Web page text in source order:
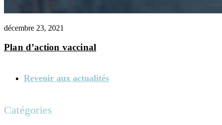
décembre 23, 2021
Plan d’action vaccinal
Revenir aux actualités
Catégories